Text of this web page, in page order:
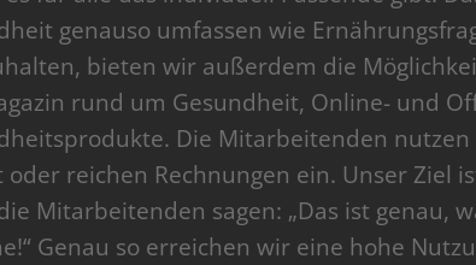
genauso umfassen wie
bieten wir außerdem die
rund um Gesundheit, Online- und
Die Mitarbeitenden
oder reichen Rechnungen ein. Unser Ziel
Mitarbeitenden sagen: „Das ist genau,
Genau so erreichen wir eine hohe